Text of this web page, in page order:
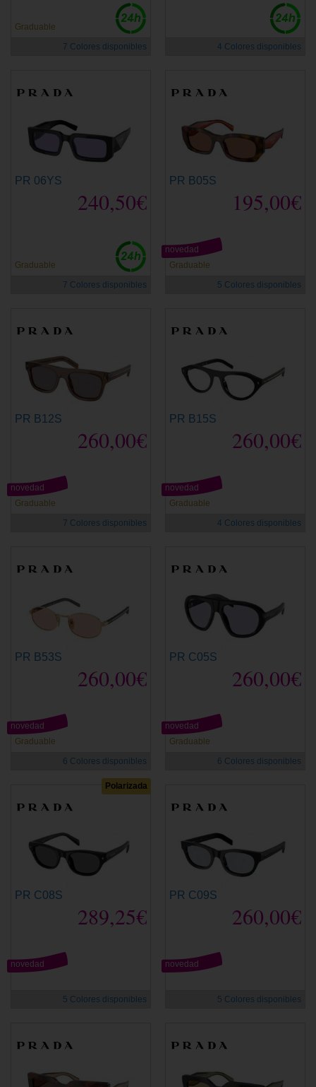
Graduable
7 Colores disponibles
4 Colores disponibles
PR 06YS
240,50€
Graduable
7 Colores disponibles
PR B05S
195,00€
Graduable
novedad
5 Colores disponibles
PR B12S
260,00€
Graduable
novedad
7 Colores disponibles
PR B15S
260,00€
Graduable
novedad
4 Colores disponibles
PR B53S
260,00€
Graduable
novedad
6 Colores disponibles
PR C05S
260,00€
Graduable
novedad
6 Colores disponibles
Polarizada
PR C08S
289,25€
novedad
5 Colores disponibles
PR C09S
260,00€
novedad
5 Colores disponibles